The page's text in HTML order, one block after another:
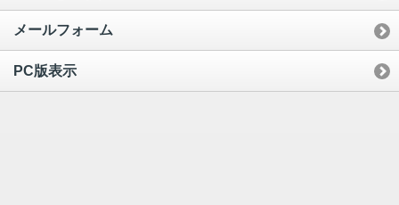
メールフォーム
PC版表示